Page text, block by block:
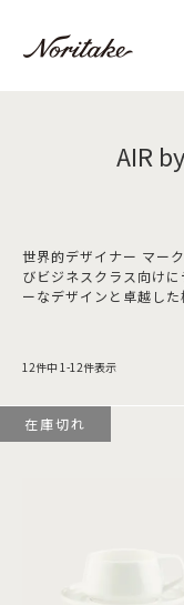
AIR
世界的デザイナー マー
びビジネスクラス向け
ーなデザインと卓越した
12件中 1 -12件表示
在庫切れ